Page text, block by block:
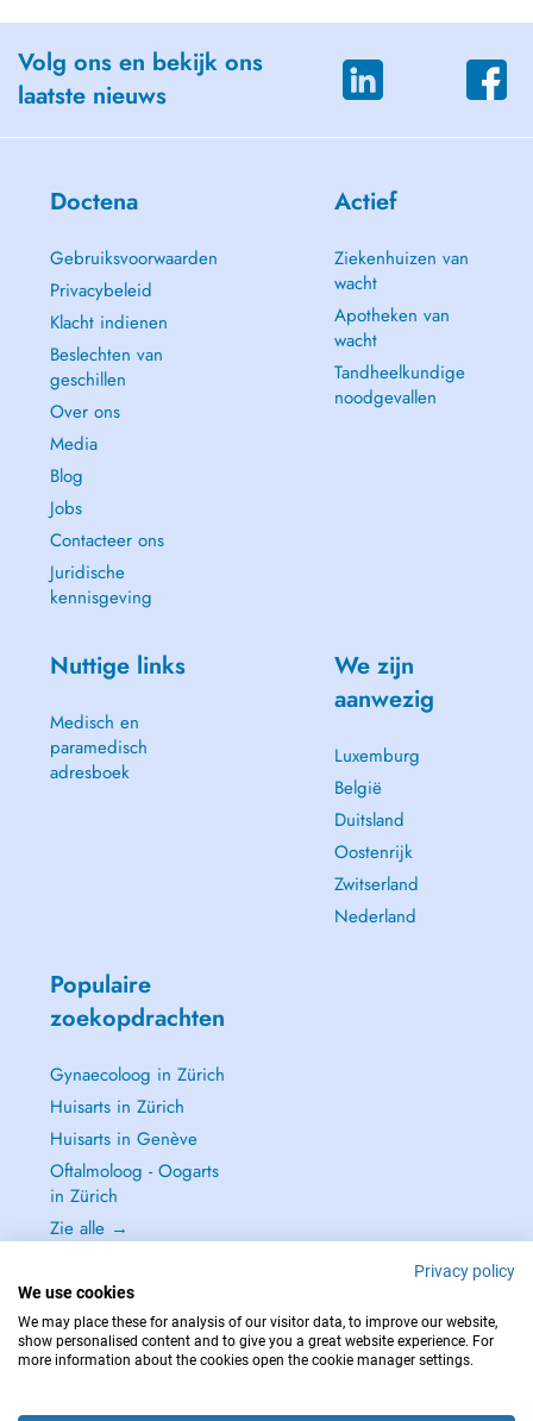
Volg ons en bekijk ons
laatste nieuws
Doctena
Gebruiksvoorwaarden
Privacybeleid
Klacht indienen
Beslechten van
geschillen
Over ons
Media
Blog
Jobs
Contacteer ons
Juridische
kennisgeving
Actief
Ziekenhuizen van
wacht
Apotheken van
wacht
Tandheelkundige
noodgevallen
Nuttige links
Medisch en
paramedisch
adresboek
We zijn
aanwezig
Luxemburg
België
Duitsland
Oostenrijk
Zwitserland
Nederland
Populaire
zoekopdrachten
Gynaecoloog in Zürich
Huisarts in Zürich
Huisarts in Genève
Oftalmoloog - Oogarts
in Zürich
Zie alle →
NEEM IN GEVAL VAN NOOD CONTACT OP MET : 144
Privacy policy
We use cookies
We may place these for analysis of our visitor data, to improve our website,
show personalised content and to give you a great website experience. For
more information about the cookies open the cookie manager settings.